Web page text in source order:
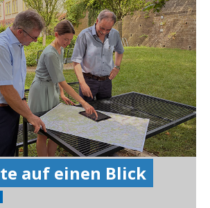
auf einen Blick